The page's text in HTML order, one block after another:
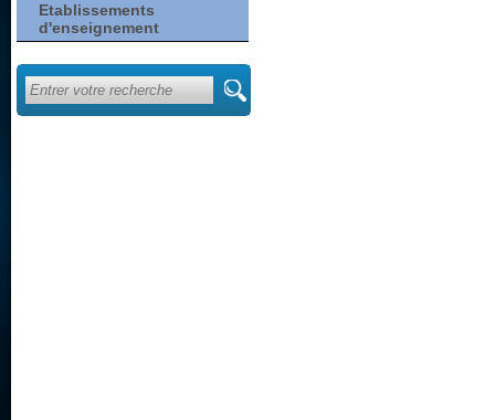
Etablissements
d'enseignement